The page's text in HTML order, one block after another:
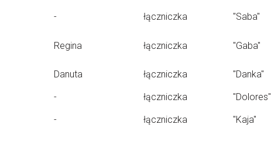
- łączniczka "Saba"
Regina łączniczka "Gaba"
Danuta łączniczka "Danka"
- łączniczka "Dolores"
- łączniczka "Kaja"